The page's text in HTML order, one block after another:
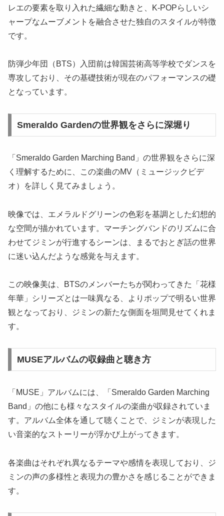
レエの要素を取り入れた繊細な動きと、K-POPらしいシ
ャープなムーブメントを融合させた独自のスタイルが特徴
です。
防弾少年団（BTS）入団前は韓国芸術高等学校でダンスを
専攻しており、その基礎技術が現在のパフォーマンスの礎
となっています。
Smeraldo Gardenの世界観をさらに深堀り
「Smeraldo Garden Marching Band」の世界観をさらに深
く理解するために、この楽曲のMV（ミュージックビデ
オ）を詳しく見てみましょう。
映像では、エメラルドグリーンの色彩を基調とした幻想的
な空間が描かれています。マーチングバンドのリズムに合
わせてジミンが行進するシーンは、まるでおとぎ話の世界
に迷い込んだような感覚を与えます。
この映像美は、BTSのメンバーたちが関わってきた「花様
年華」シリーズとは一味異なる、よりポップで明るい世界
観となっており、ジミンの新たな側面を垣間見せてくれま
す。
MUSEアルバムの収録曲と聴き方
「MUSE」アルバムには、「Smeraldo Garden Marching
Band」の他にも様々なスタイルの楽曲が収録されていま
す。アルバム全体を通して聴くことで、ジミンが表現した
い音楽的なストーリーが浮かび上がってきます。
各楽曲はそれぞれ異なるテーマや感情を表現しており、ジ
ミンの声の多様性と表現力の豊かさを感じることができま
す。